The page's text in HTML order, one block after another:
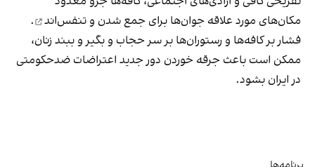
مکان‌های مورد علاقه جوان‌ها برای جمع شدن و تنفس‌اند
.
فشار بر کافه‌ها و رستوران‌ها بر سر حجاب و بگیر و ببند زنان،
ممکن است باعث جرقه خوردن دور جدید اعتراضات ضدحکومتی
در ایران بشود.